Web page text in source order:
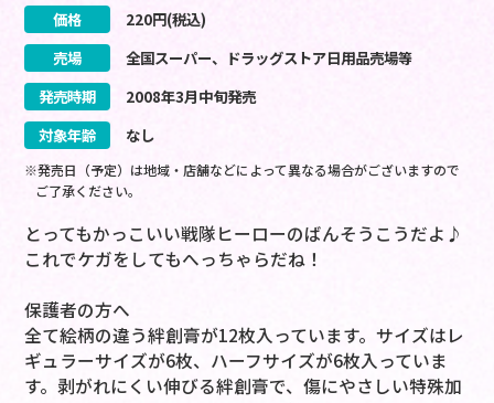
価格 220円(税込)
売場
全国スーパー、ドラッグストア日用品売場等
発売時期
2008年3月中旬発売
対象年齢
なし
※発売日（予定）は地域・店舗などによって異なる場合がございますので
ご了承ください。
とってもかっこいい戦隊ヒーローのばんそうこうだよ♪
これでケガをしてもへっちゃらだね！
保護者の方へ
全て絵柄の違う絆創膏が12枚入っています。サイズはレ
ギュラーサイズが6枚、ハーフサイズが6枚入っていま
す。剥がれにくい伸びる絆創膏で、傷にやさしい特殊加